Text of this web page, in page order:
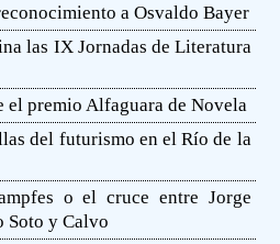
a Osvaldo Bayer
las IX Jornadas de Literatura
el premio Alfaguara de Novela
del futurismo en el Río de la
o el cruce entre Jorge
Soto y Calvo